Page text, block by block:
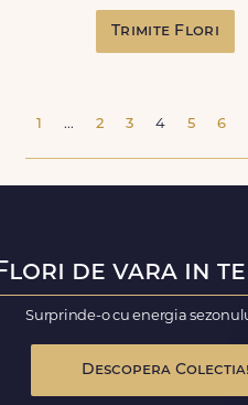
Trimite Flori
1 ... 2 3 4 5 6
de vara in
Surprinde-o cu energia
Descopera Colectia!